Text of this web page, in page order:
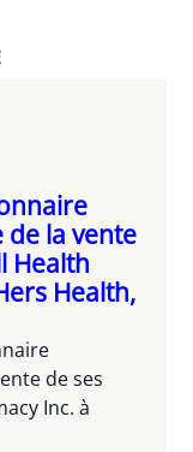
la vente
Health
Health,
de ses
Inc. à